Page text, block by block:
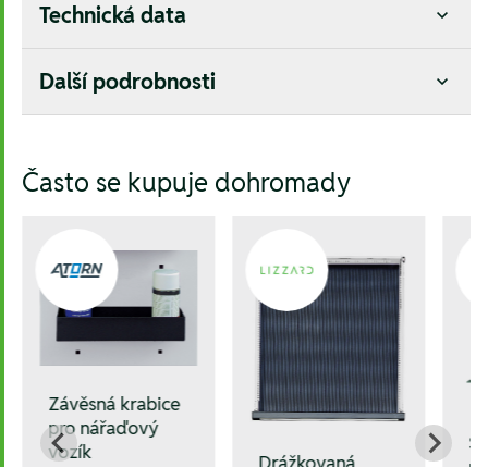
Technická data
Další podrobnosti
Často se kupuje dohromady
Závěsná krabice
pro nářaďový
vozík